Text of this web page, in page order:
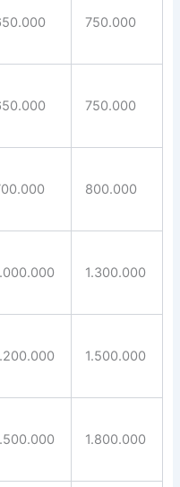
750.000
750.000
800.000
1.300.000
1.500.000
1.800.000